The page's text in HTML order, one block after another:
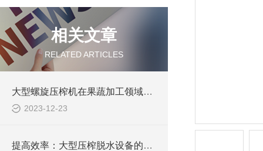
相关文章
RELATED ARTICLES
大型螺旋压榨机在果蔬加工领域的应用与前景
2023-12-23
提高效率：大型压榨脱水设备的优化技术